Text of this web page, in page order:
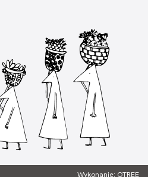
Wykonanie: OTREE